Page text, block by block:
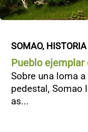
SOMAO,
Pueblo ejemplar
Sobre una loma
pedestal, Somao
as...